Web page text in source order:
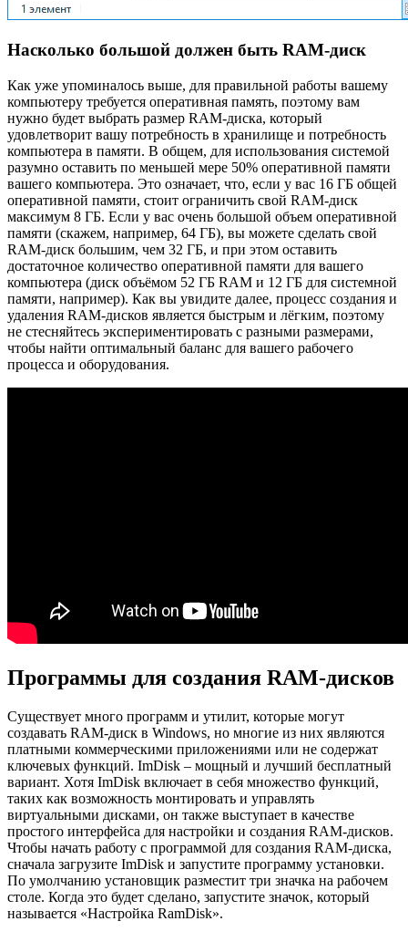
Насколько большой должен быть RAM-диск
Как уже упоминалось выше, для правильной работы вашему
компьютеру требуется оперативная память, поэтому вам
нужно будет выбрать размер RAM-диска, который
удовлетворит вашу потребность в хранилище и потребность
компьютера в памяти. В общем, для использования системой
разумно оставить по меньшей мере 50% оперативной памяти
вашего компьютера. Это означает, что, если у вас 16 ГБ общей
оперативной памяти, стоит ограничить свой RAM-диск
максимум 8 ГБ. Если у вас очень большой объем оперативной
памяти (скажем, например, 64 ГБ), вы можете сделать свой
RAM-диск большим, чем 32 ГБ, и при этом оставить
достаточное количество оперативной памяти для вашего
компьютера (диск объёмом 52 ГБ RAM и 12 ГБ для системной
памяти, например). Как вы увидите далее, процесс создания и
удаления RAM-дисков является быстрым и лёгким, поэтому
не стесняйтесь экспериментировать с разными размерами,
чтобы найти оптимальный баланс для вашего рабочего
процесса и оборудования.
Программы для создания RAM-дисков
Существует много программ и утилит, которые могут
создавать RAM-диск в Windows, но многие из них являются
платными коммерческими приложениями или не содержат
ключевых функций. ImDisk – мощный и лучший бесплатный
вариант. Хотя ImDisk включает в себя множество функций,
таких как возможность монтировать и управлять
виртуальными дисками, он также выступает в качестве
простого интерфейса для настройки и создания RAM-дисков.
Чтобы начать работу с программой для создания RAM-диска,
сначала загрузите ImDisk и запустите программу установки.
По умолчанию установщик разместит три значка на рабочем
столе. Когда это будет сделано, запустите значок, который
называется «Настройка RamDisk».